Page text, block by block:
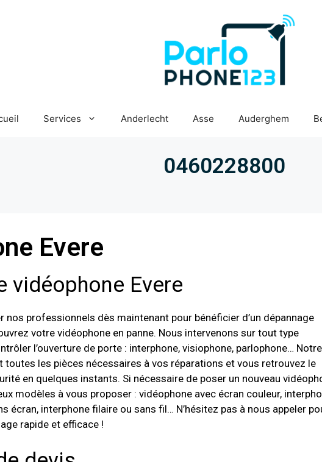
Services Anderlecht Asse Auderghem
0460228800
Evere
vidéophone Evere
nos professionnels dès maintenant pour bénéficier d’un dépannage
votre vidéophone en panne. Nous intervenons sur tout type
l’ouverture de porte : interphone, visiophone, parlophone… Notre
les pièces nécessaires à vos réparations et vous retrouvez le
en quelques instants. Si nécessaire de poser un nouveau
modèles à vous proposer : vidéophone avec écran couleur,
écran, interphone filaire ou sans fil… N’hésitez pas à nous appeler
rapide et efficace !